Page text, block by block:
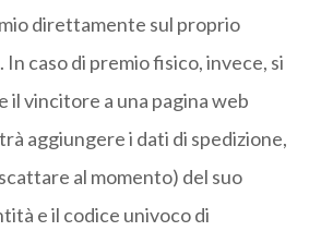
direttamente sul proprio
caso di premio fisico, invece, si
il vincitore a una pagina web
aggiungere i dati di spedizione,
al momento) del suo
e il codice univoco di